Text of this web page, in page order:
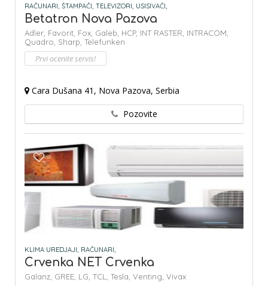
RAČUNARI, ŠTAMPAČI, TELEVIZORI, USISIVAČI,
Betatron Nova Pazova
Adler, Favorit, Fox, Galeb, HCP, INT RASTER, INTRACOM,
Quadro, Sharp, Telefunken
Prvi ocenite servis!
Cara Dušana 41, Nova Pazova, Serbia
Pozovite
KLIMA UREDJAJI, RAČUNARI,
Crvenka NET Crvenka
Galanz, GREE, LG, TCL, Tesla, Venting, Vivax